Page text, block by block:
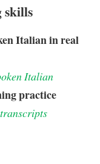
skills
Italian in real
Italian
practice